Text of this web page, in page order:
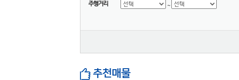
닛산
닷지
랜드로버
주행거리 ~
추천매물